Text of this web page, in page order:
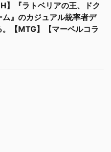
】『ラトベリアの王、ドク
ム』のカジュアル統率者デ
。【MTG】【マーベルコラ